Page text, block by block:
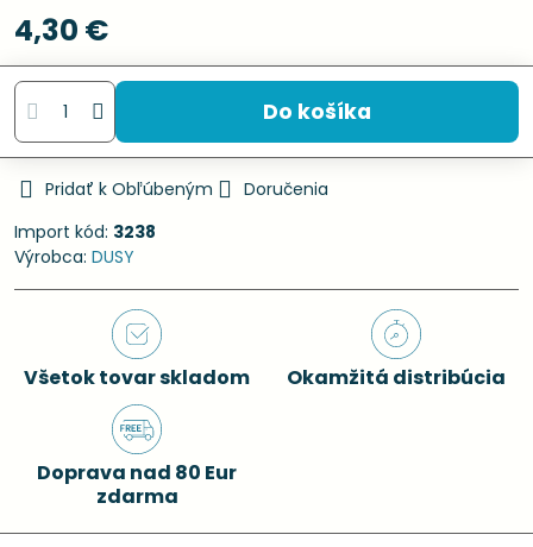
4,30 €
Do košíka
Pridať k Obľúbeným
Doručenia
Import kód: 3238
Výrobca: DUSY
Všetok tovar skladom Okamžitá distribúcia
Doprava nad 80 Eur
zdarma